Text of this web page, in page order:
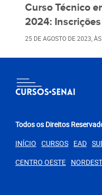
PARA VOCÊ
Curso Técnico
2024:
25 DE AGOSTO DE 2023 , ÀS
Todos os Direitos
INÍCIO CURSOS EAD
CENTRO OESTE